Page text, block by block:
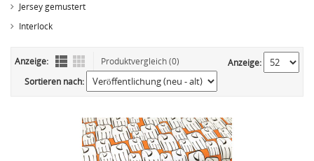
Jersey gemustert
Interlock
Anzeige: Produktvergleich (0)
Anzeige:
Sortieren nach: